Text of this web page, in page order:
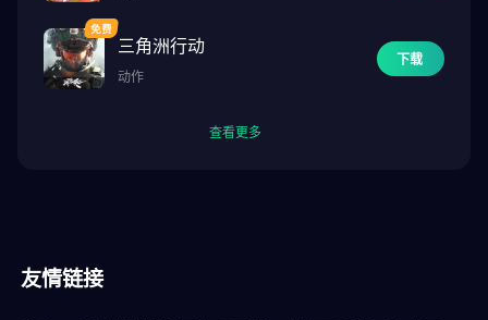
三角洲行动
动作
下载
查看更多
友情链接